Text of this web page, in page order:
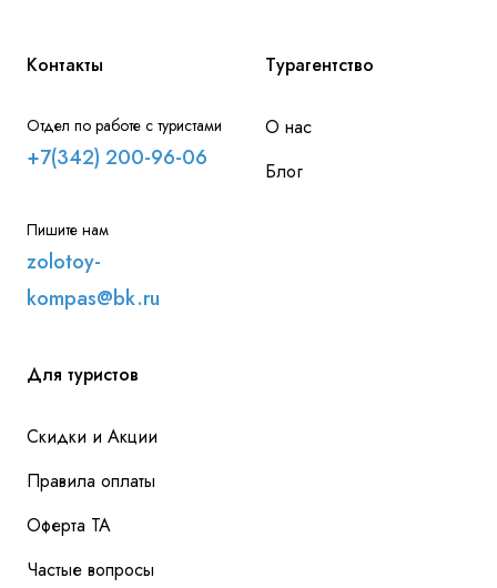
Контакты
Отдел по работе с туристами
+7(342) 200-96-06
Пишите нам
zolotoy-
kompas@bk.ru
Турагентство
О нас
Блог
Для туристов
Скидки и Акции
Правила оплаты
Оферта ТА
Частые вопросы